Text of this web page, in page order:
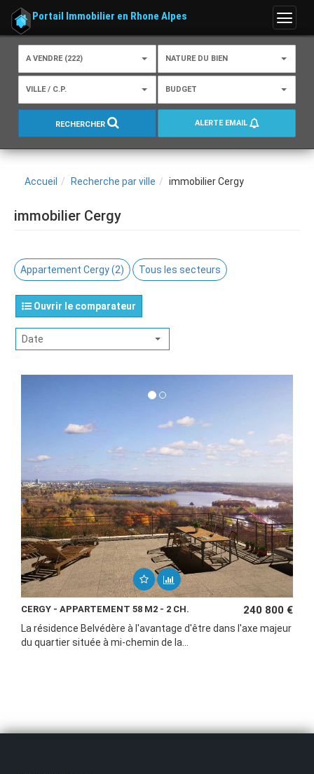
Menu
Portail Immobilier en Rhone Alpes
A VENDRE (222) NATURE DU BIEN
VILLE / C.P. BUDGET
RECHERCHER ALERTE EMAIL
Accueil Recherche par ville immobilier Cergy
immobilier Cergy
Appartement Cergy (2) Tous les secteurs
Ouvrir le comparateur
Date
CERGY - APPARTEMENT 58 M2 - 2 CH. 240 800 €
La résidence Belvédère à l'avantage d'être dans l'axe majeur
du quartier située à mi-chemin de la...